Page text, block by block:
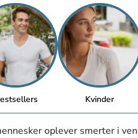
Kvinder
oplever smerter i